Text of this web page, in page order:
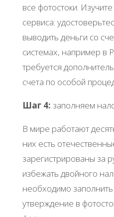
все фотостоки.
сервиса:
выводить деньги со
системах, например в
требуется
счета по особой
Шаг 4: заполняем
В мире работают
них есть
зарегистрированы за
избежать двойного
необходимо
утверждение в